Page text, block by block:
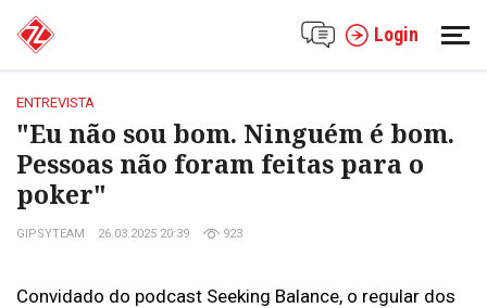
Login
ENTREVISTA
"Eu não sou bom. Ninguém é bom.
Pessoas não foram feitas para o
poker"
GIPSYTEAM 26.03.2025 20:39 923
Convidado do podcast Seeking Balance, o regular dos